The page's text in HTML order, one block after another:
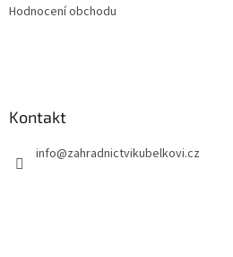
Hodnocení obchodu
Kontakt
info@zahradnictvikubelkovi.cz